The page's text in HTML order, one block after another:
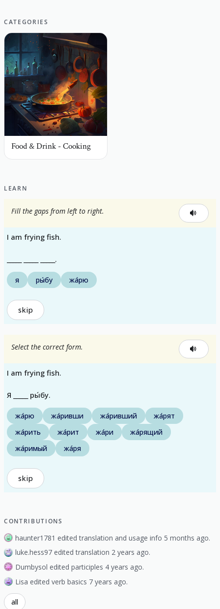
CATEGORIES
Food & Drink - Cooking
LEARN
Fill the gaps from left to right.
I am frying fish.
_____ _____ _____.
я ры́бу жа́рю
skip
Select the correct form.
I am frying fish.
Я _____ ры́бу.
жа́рю жа́ривши жа́ривший
жа́рят
жа́рить
жа́рит жа́ри
жа́рящий
жа́римый
жа́ря
skip
CONTRIBUTIONS
haunter1781 edited translation and usage info 5 months ago.
luke.hess97 edited translation 2 years ago.
Dumbysol edited participles 4 years ago.
Lisa edited verb basics 7 years ago.
all